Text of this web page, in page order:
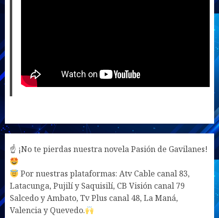
☝ ¡No te pierdas nuestra novela Pasión de Gavilanes!
Por nuestras plataformas: Atv Cable canal 83,
Latacunga, Pujilí y Saquisilí, CB Visión canal 79
Salcedo y Ambato, Tv Plus canal 48, La Maná,
Valencia y Quevedo.